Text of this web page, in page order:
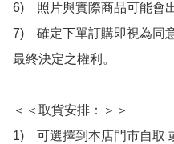
6)　照片與實際商品可能會
7)　確定下單訂購即視為同
最終決定之權利。
＜＜取貨安排：＞＞
1)　可選擇到本店門市自取